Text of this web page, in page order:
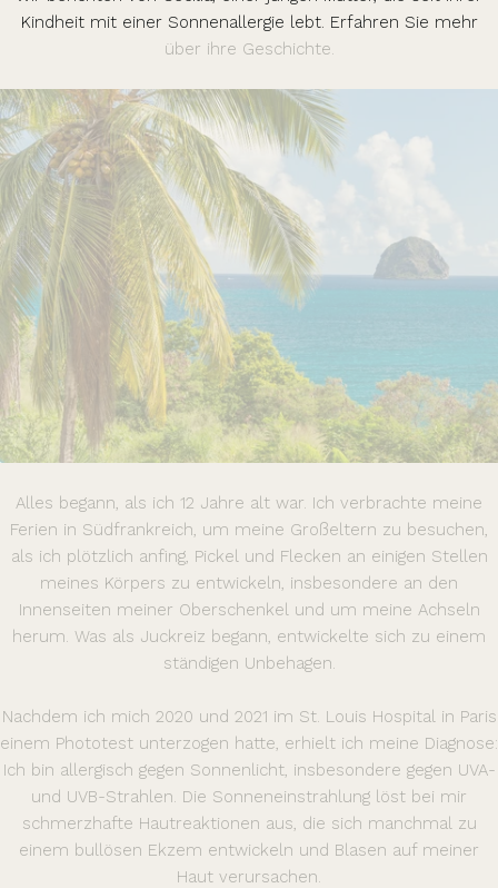
Kindheit mit einer Sonnenallergie lebt. Erfahren Sie mehr
über ihre Geschichte.
Alles begann, als ich 12 Jahre alt war. Ich verbrachte meine
Ferien in Südfrankreich, um meine Großeltern zu besuchen,
als ich plötzlich anfing, Pickel und Flecken an einigen Stellen
meines Körpers zu entwickeln, insbesondere an den
Innenseiten meiner Oberschenkel und um meine Achseln
herum. Was als Juckreiz begann, entwickelte sich zu einem
ständigen Unbehagen.
Nachdem ich mich 2020 und 2021 im St. Louis Hospital in Paris
einem Phototest unterzogen hatte, erhielt ich meine Diagnose:
Ich bin allergisch gegen Sonnenlicht, insbesondere gegen UVA-
und UVB-Strahlen. Die Sonneneinstrahlung löst bei mir
schmerzhafte Hautreaktionen aus, die sich manchmal zu
einem bullösen Ekzem entwickeln und Blasen auf meiner
Haut verursachen.